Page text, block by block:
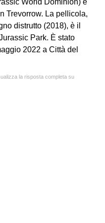
World Dominion) è
Trevorrow. La pellicola,
distrutto (2018), è il
Park. È stato
2022 a Città del
la risposta completa su